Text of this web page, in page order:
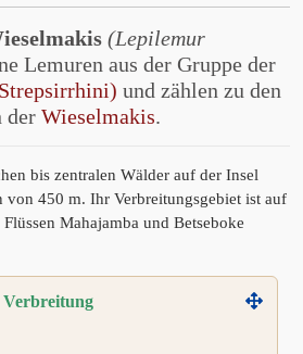
(Lepilemur
Lemuren aus der Gruppe der
und zählen zu den
der Wieselmakis.
bis zentralen Wälder auf der Insel
von 450 m. Ihr Verbreitungsgebiet ist auf
Mahajamba und Betseboke
Verbreitung